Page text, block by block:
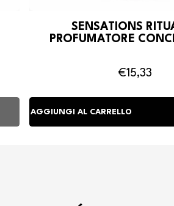
SENSATIONS
PROFUMATORE
€15,33